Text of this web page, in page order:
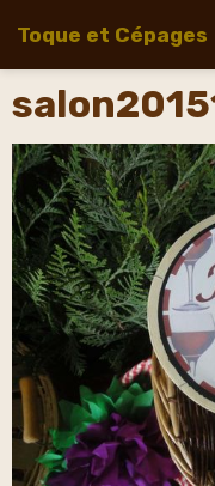
Toque et Cépages